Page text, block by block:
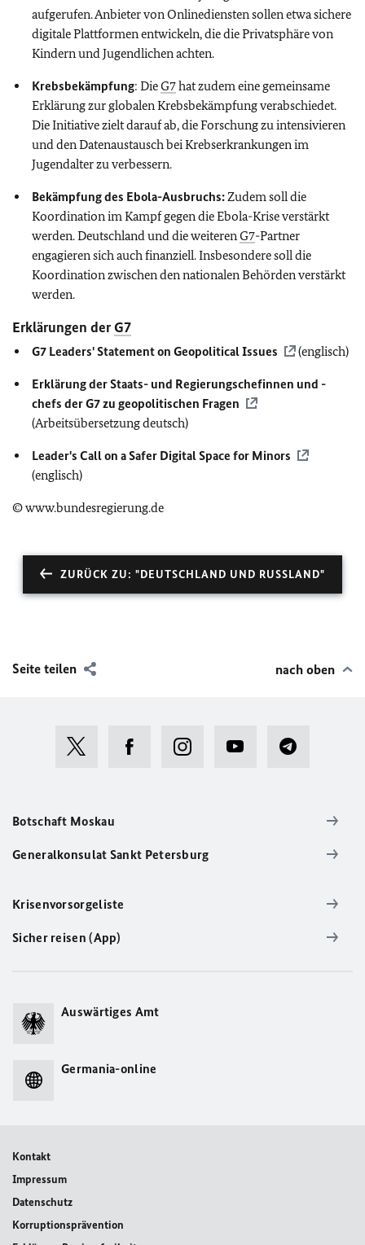
aufgerufen. Anbieter von Onlinediensten sollen etwa sichere
digitale Plattformen entwickeln, die die Privatsphäre von
Kindern und Jugendlichen achten.
Krebsbekämpfung: DieG7hat zudem eine gemeinsame
Erklärung zur globalen Krebsbekämpfung verabschiedet.
Die Initiative zielt darauf ab, die Forschung zu intensivieren
und den Datenaustausch bei Krebserkrankungen im
Jugendalter zu verbessern.
Bekämpfung des Ebola-Ausbruchs: Zudem soll die
Koordination im Kampf gegen die Ebola-Krise verstärkt
werden. Deutschland und die weiteren G7-Partner
engagieren sich auch finanziell. Insbesondere soll die
Koordination zwischen den nationalen Behörden verstärkt
werden.
Erklärungen derG7
G7 Leaders' Statement on Geopolitical Issues (englisch)
Erklärung der Staats- und Regierungschefinnen und -
chefs derG7zu geopolitischen Fragen
(Arbeitsübersetzung deutsch)
Leader's Call on a Safer Digital Space for Minors
(englisch)
© www.bundesregierung.de
ZURÜCK ZU: "DEUTSCHLAND UND RUSSLAND"
Seite teilen nach oben
Botschaft Moskau
Generalkonsulat Sankt Petersburg
Krisenvorsorgeliste
Sicher reisen (App)
Auswärtiges Amt
Germania-online
Kontakt
Impressum
Datenschutz
Korruptionsprävention